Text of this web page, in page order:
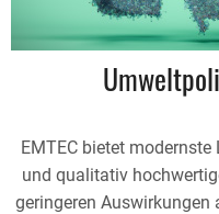
EMTEC bietet modernste
und qualitativ
geringeren Auswirkungen